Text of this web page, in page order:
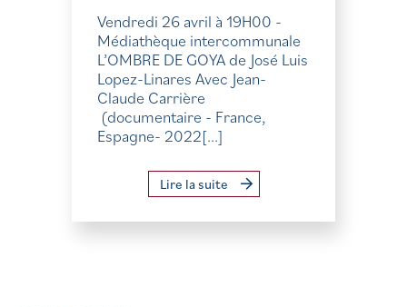
Vendredi 26 avril à 19H00 -
Médiathèque intercommunale
L’OMBRE DE GOYA de José Luis
Lopez-Linares Avec Jean-
Claude Carrière
(documentaire - France,
Espagne- 2022[...]
Lire la suite